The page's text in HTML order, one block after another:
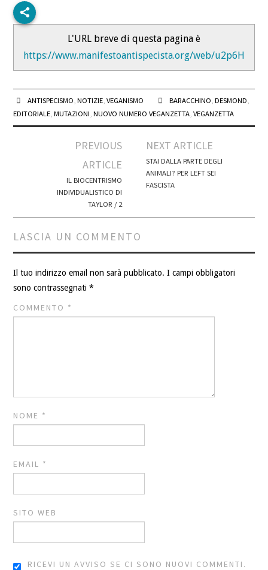
L'URL breve di questa pagina è
https://www.manifestoantispecista.org/web/u2p6H
ANTISPECISMO NOTIZIE, VEGANISMO BARACCHINO DESMOND
EDITORIALE ,MUTAZIONI ,NUOVO NUMERO VEGANZETTA ,VEGANZETTA
PREVIOUS
ARTICLE
IL BIOCENTRISMO
INDIVIDUALISTICO DI
TAYLOR / 2
NEXT ARTICLE
STAI DALLA PARTE DEGLI
ANIMALI? PER LEFT SEI
FASCISTA
LASCIA UN COMMENTO
Il tuo indirizzo email non sarà pubblicato. I campi obbligatori
sono contrassegnati*
COMMENTO *
NOME *
EMAIL *
SITO WEB
RICEVI UN AVVISO SE CI SONO NUOVI COMMENTI.